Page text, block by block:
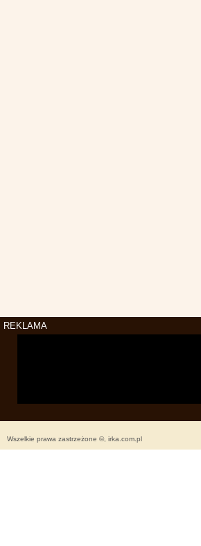
REKLAMA
Wszelkie prawa zastrzeżone ©, irka.com.pl